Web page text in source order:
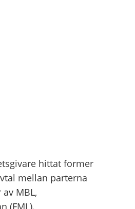
hittat former
mellan parterna
MBL,
(FML).